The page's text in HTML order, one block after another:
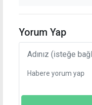
Yorum Yap